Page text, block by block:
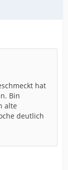
hat
Bin
alte
deutlich